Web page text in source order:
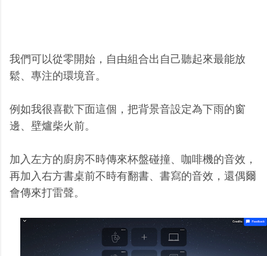
我們可以從零開始，自由組合出自己聽起來最能放
鬆、專注的環境音。
例如我很喜歡下面這個，把背景音設定為下雨的窗
邊、壁爐柴火前。
加入左方的廚房不時傳來杯盤碰撞、咖啡機的音效，
再加入右方書桌前不時有翻書、書寫的音效，還偶爾
會傳來打雷聲。